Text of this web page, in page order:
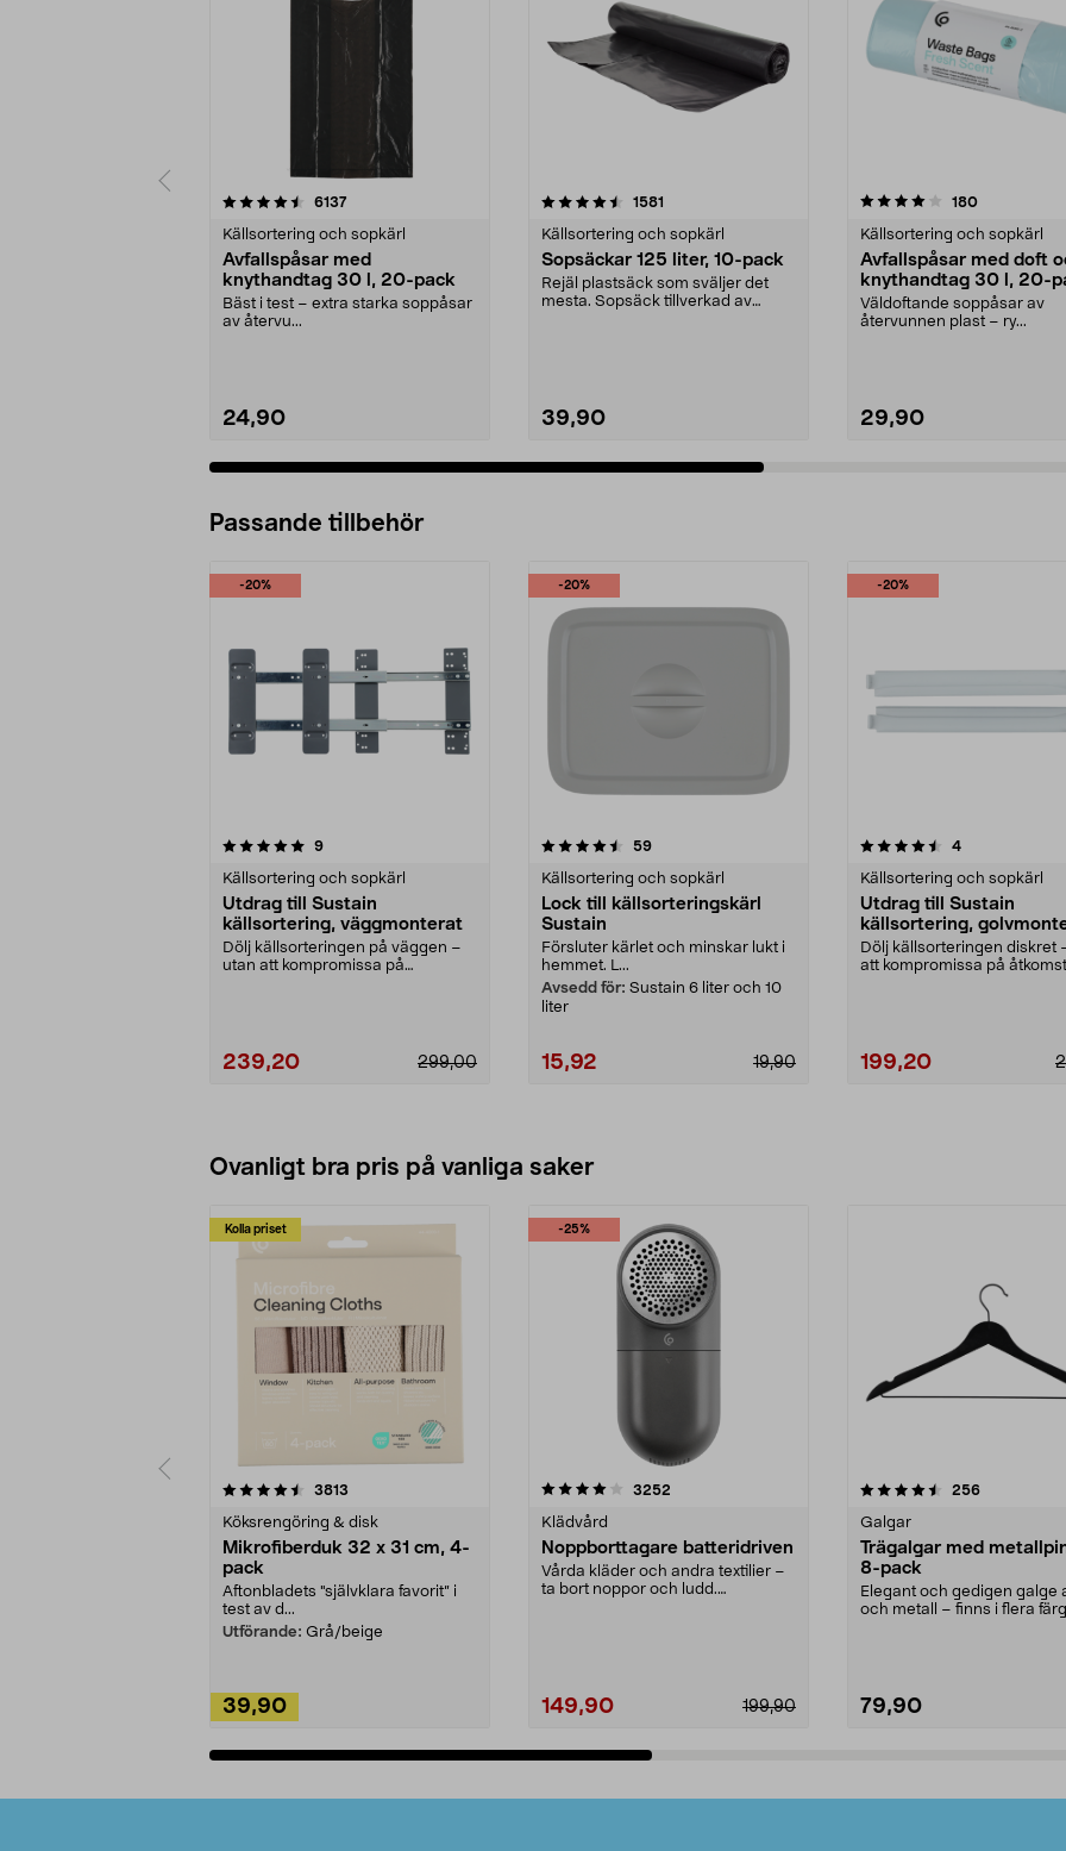
6137recensioner
Källsortering och sopkärl
Avfallspåsar med
knythandtag 30 l, 20-pack
Bäst i test – extra starka soppåsar
av återvu...
24,90
4.5 av 5 stjärnor 1581
Källsortering och sopkärl
Sopsäckar 125 liter, 10-pack
Rejäl plastsäck som sväljer det
mesta. Sopsäck tillverkad av
39,90
4.0 av 5 stjärnor 180recensioner
Källsortering och sopkärl
Avfallspåsar med doft
knythandtag 30 l, 20-
Väldoftande soppåsar av
återvunnen plast – ry...
29,90
4.0 av 5 stjärnor
Passande tillbehör
-20%
9recensioner
Källsortering och sopkärl
Utdrag till Sustain
källsortering, väggmonterat
Dölj källsorteringen på väggen –
utan att kompromissa på
299,00
239,20
-20%
4.5av 5 stjärnor 59recensioner
Källsortering och sopkärl
Lock till källsorteringskärl
Sustain
Försluter kärlet och minskar lukt i
hemmet. L...
Avsedd för: Sustain 6 liter och 10
liter
19,90
15,92
-20%
4.5av 5 stjärnor 4recensioner
Källsortering och sopkärl
Utdrag till Sustain
källsortering,
Dölj källsorteringen diskret
att kompromissa på
199,20
Ovanligt bra pris på vanliga saker
Kolla priset
3813
Köksrengöring & disk
Mikrofiberduk 32 x 31 cm, 4-
pack
Aftonbladets "självklara favorit” i
test av d...
Utförande: Grå/beige
39,90
-25%
4.0av 5 stjärnor 3252
Klädvård
Noppborttagare batteridriven
Vårda kläder och andra textilier –
ta bort noppor och ludd.
199,90
149,90
4.5av 5 stjärnor 256recensioner
Galgar
Trägalgar med
8-pack
Elegant och gedigen galge
och metall – finns i flera
79,90
4.0av 5 stjärnor